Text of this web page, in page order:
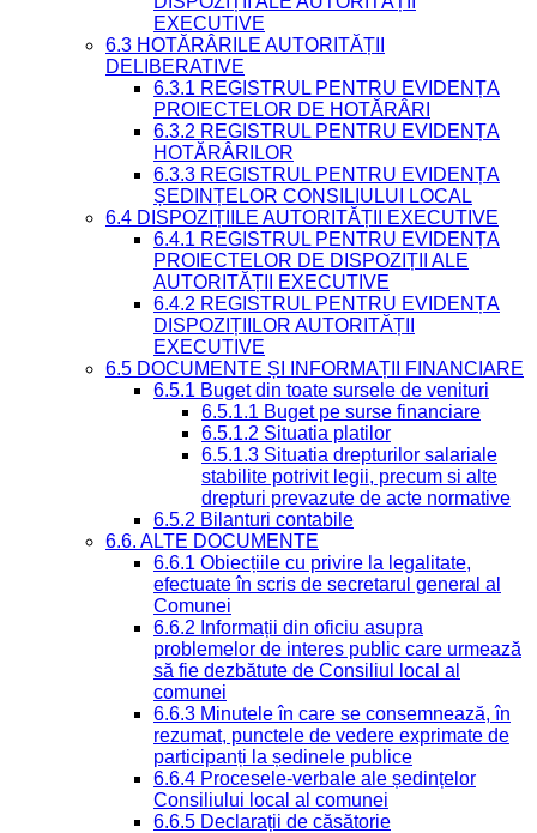
EXECUTIVE
6.3 HOTĂRÂRILE AUTORITĂȚII
DELIBERATIVE
6.3.1 REGISTRUL PENTRU EVIDENȚA
PROIECTELOR DE HOTĂRÂRI
6.3.2 REGISTRUL PENTRU EVIDENȚA
HOTĂRÂRILOR
6.3.3 REGISTRUL PENTRU EVIDENȚA
ȘEDINȚELOR CONSILIULUI LOCAL
6.4 DISPOZIȚIILE AUTORITĂȚII EXECUTIVE
6.4.1 REGISTRUL PENTRU EVIDENȚA
PROIECTELOR DE DISPOZIȚII ALE
AUTORITĂȚII EXECUTIVE
6.4.2 REGISTRUL PENTRU EVIDENȚA
DISPOZIȚIILOR AUTORITĂȚII
EXECUTIVE
6.5 DOCUMENTE ȘI INFORMAȚII FINANCIARE
6.5.1 Buget din toate sursele de venituri
6.5.1.1 Buget pe surse financiare
6.5.1.2 Situatia platilor
6.5.1.3 Situatia drepturilor salariale
stabilite potrivit legii, precum si alte
drepturi prevazute de acte normative
6.5.2 Bilanturi contabile
6.6. ALTE DOCUMENTE
6.6.1 Obiecțiile cu privire la legalitate,
efectuate în scris de secretarul general al
Comunei
6.6.2 Informații din oficiu asupra
problemelor de interes public care urmează
să fie dezbătute de Consiliul local al
comunei
6.6.3 Minutele în care se consemnează, în
rezumat, punctele de vedere exprimate de
participanți la ședinele publice
6.6.4 Procesele-verbale ale ședințelor
Consiliului local al comunei
6.6.5 Declarații de căsătorie